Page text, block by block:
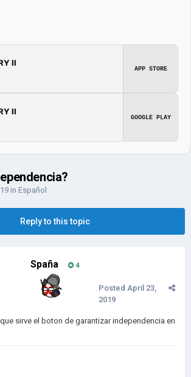
II
APP STORE
II
GOOGLE PLAY
in Español
Reply to this topic
Spaña 4
Posted April 23,
2019
sirve el boton de garantizar independencia en